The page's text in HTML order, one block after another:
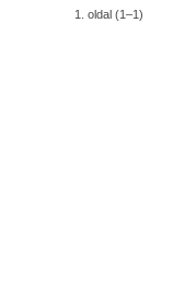
1. oldal (1–1)